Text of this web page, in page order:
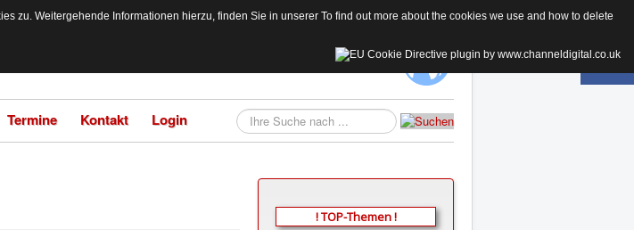
Termine Kontakt Login Suchen...
! TOP-Themen !
zu. Weitergehende Informationen hierzu, finden Sie in unserer To find out more about the cookies we use and how to delete